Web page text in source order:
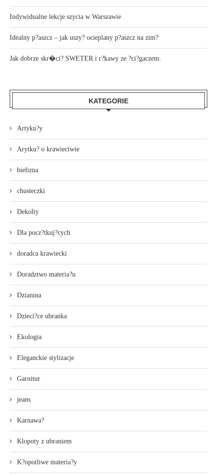
Indywidualne lekcje szycia w Warszawie
Idealny p?aszcz – jak uszy? ocieplany p?aszcz na zim?
Jak dobrze skr�ci? SWETER i r?kawy ze ?ci?gaczem.
KATEGORIE
Artyku?y
Arytku? o krawiectwie
bielizna
chusteczki
Dekolty
Dla pocz?tkuj?cych
doradca krawiecki
Doradztwo materia?u
Dzianina
Dzieci?ce ubranka
Ekologia
Eleganckie stylizacje
Garnitur
jeans
Karnawa?
Klopoty z ubraniem
K?opotliwe materia?y